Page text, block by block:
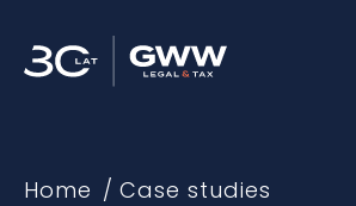
Home Case studies